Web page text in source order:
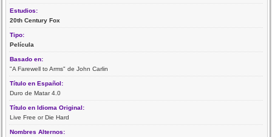
Estudios:
20th Century Fox
Tipo:
Película
Basado en:
"A Farewell to Arms" de John Carlin
Título en Español:
Duro de Matar 4.0
Título en Idioma Original:
Live Free or Die Hard
Nombres Alternos: